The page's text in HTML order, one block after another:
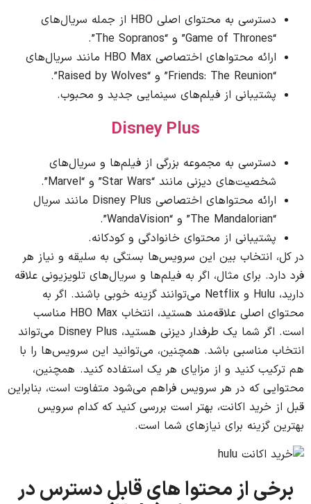
دسترسی به محتوای اصلی HBO از جمله سریال‌های
“Game of Thrones” و “The Sopranos”.
ارائه محتواهای اختصاصی HBO Max مانند سریال‌های
“Friends: The Reunion” و “Raised by Wolves”.
پشتیبانی از فیلم‌های سینمایی جدید و محبوب.
Disney Plus
دسترسی به مجموعه بزرگی از فیلم‌ها و سریال‌های
شخصیت‌های دیزنی مانند “Star Wars” و “Marvel”.
ارائه محتواهای اختصاصی Disney Plus مانند سریال
“The Mandalorian” و “WandaVision”.
پشتیبانی از محتوای خانوادگی و کودکانه.
در کل، انتخاب بین این سرویس‌ها بستگی به سلیقه و نیاز هر
فرد دارد. برای مثال، اگر به فیلم‌ها و سریال‌های تلویزیونی علاقه
دارید، Hulu و Netflix می‌توانند گزینه خوبی باشند. اگر به
محتوای اصلی علاقه‌مند هستید، انتخاب HBO Max مناسب
است. اگر شما یک طرفدار دیزنی هستید، Disney Plus می‌تواند
انتخاب مناسبی باشد. همچنین، می‌توانید این سرویس‌ها را با
هم ترکیب کنید و از مزایای هر یک استفاده کنید. همچنین،
محتوایی که در هر سرویس فراهم می‌شود متفاوت است، بنابراین
قبل از خرید اکانت، بهتر است بررسی کنید که کدام سرویس
بهترین گزینه برای نیازهای شما است.
برخی از محتوا های قابل دسترس در